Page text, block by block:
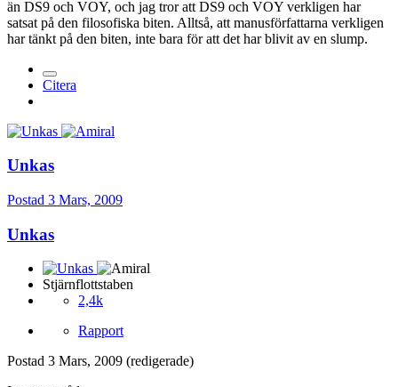
än DS9 och VOY, och jag tror att DS9 och VOY verkligen har
satsat på den filosofiska biten. Alltså, att manusförfattarna verkligen
har tänkt på den biten, inte bara för att det har blivit av en slump.
Citera
Unkas
Postad 3 Mars, 2009
Unkas
Stjärnflottstaben
2,4k
Rapport
Postad 3 Mars, 2009 (redigerade)